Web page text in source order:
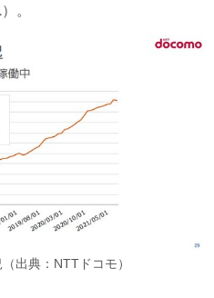
）。
出典：NTTドコモ）